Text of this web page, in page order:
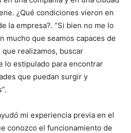
¿Qué condiciones vieron en
la empresa?. “Si bien no me lo
mucho que seamos capaces de
realizamos, buscar
lo estipulado para encontrar
que puedan surgir y
mi experiencia previa en el
conozco el funcionamiento de